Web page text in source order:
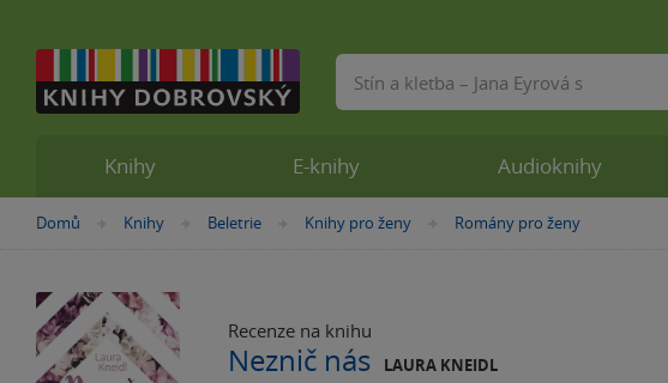
Nacházíte
Domů »
Knihy »
Beletrie »
Knihy pro ženy »
Romány pro ženy
Recenze na knihu
Neznič nás LAURA KNEIDL
Knihy E-knihy Audioknihy
Vyhledávání